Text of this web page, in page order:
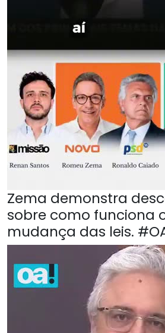
Zema demonstra
sobre como funciona
mudança das leis.